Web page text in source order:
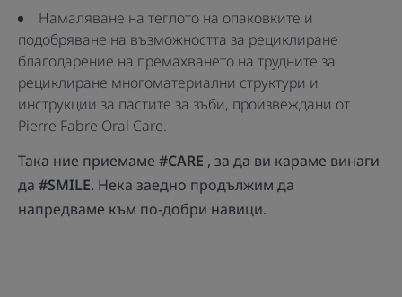
Намаляване на теглото на опаковките и
подобряване на възможността за рециклиране
благодарение на премахването на трудните за
рециклиране многоматериални структури и
инструкции за пастите за зъби, произвеждани от
Pierre Fabre Oral Care.
Така ние приемаме #CARE , за да ви караме винаги
да #SMILE. Нека заедно продължим да
напредваме към по-добри навици.